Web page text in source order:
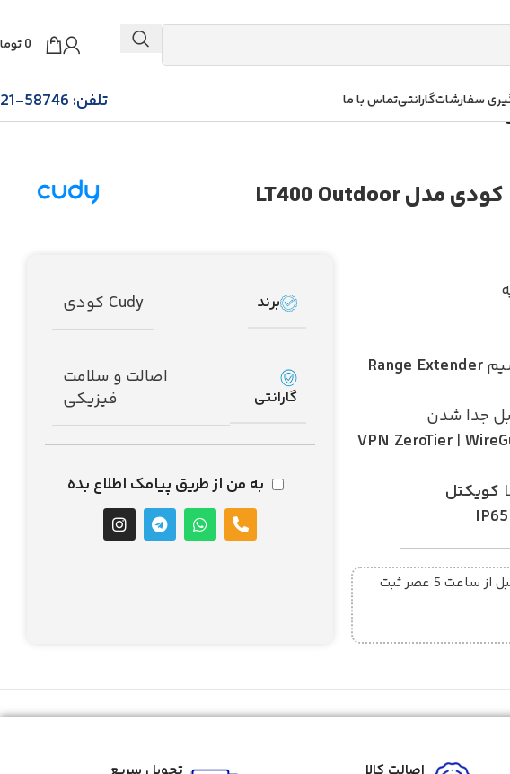
0
سفارشاتگارانتیتماس با ما تلفن: 58746-021
Range Extender
VPN ZeroTier |
کویکتل
) اگر سفارش را تا قبل از ساعت 5 عصر ثبت
برند Cudy کودی
گارانتی
اصالت و سلامت
فیزیکی
به من از طریق پیامک اطلاع بده